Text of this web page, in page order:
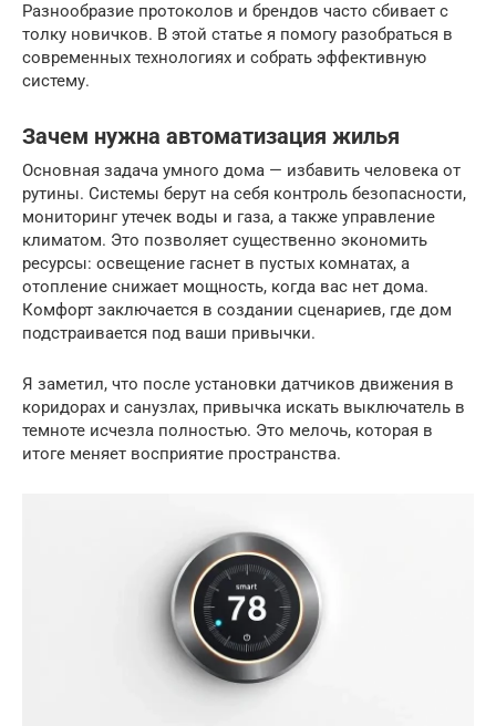
Разнообразие протоколов и брендов часто сбивает с
толку новичков. В этой статье я помогу разобраться в
современных технологиях и собрать эффективную
систему.
Зачем нужна автоматизация жилья
Основная задача умного дома — избавить человека от
рутины. Системы берут на себя контроль безопасности,
мониторинг утечек воды и газа, а также управление
климатом. Это позволяет существенно экономить
ресурсы: освещение гаснет в пустых комнатах, а
отопление снижает мощность, когда вас нет дома.
Комфорт заключается в создании сценариев, где дом
подстраивается под ваши привычки.
Я заметил, что после установки датчиков движения в
коридорах и санузлах, привычка искать выключатель в
темноте исчезла полностью. Это мелочь, которая в
итоге меняет восприятие пространства.